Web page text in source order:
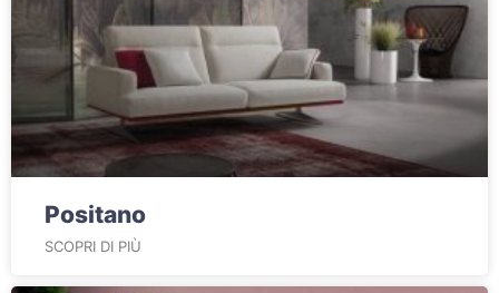
Positano
SCOPRI DI PIÙ